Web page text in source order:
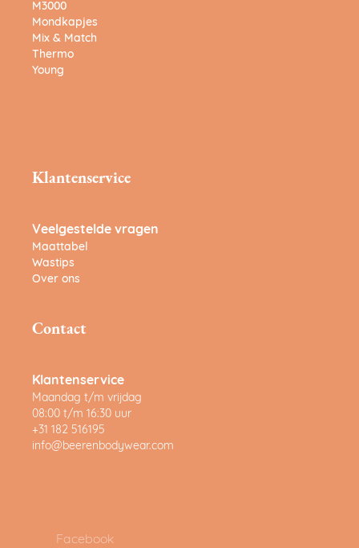
M3000
Mondkapjes
Mix & Match
Thermo
Young
Klantenservice
Veelgestelde vragen
Maattabel
Wastips
Over ons
Contact
Klantenservice
Maandag t/m vrijdag
08:00 t/m 16:30 uur
+31 182 516195
info@beerenbodywear.com
Facebook